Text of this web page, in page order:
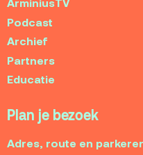
ArminiusTV
Podcast
Archief
Partners
Educatie
Plan je bezoek
Adres, route en